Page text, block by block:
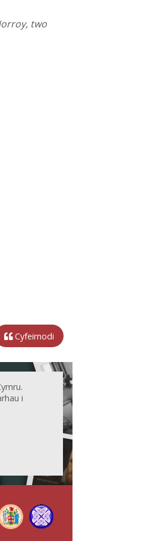
two
Cyfeirnodi
i